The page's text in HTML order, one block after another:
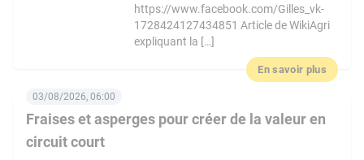
https://www.facebook.com/Gilles_vk-
1728424127434851 Article de WikiAgri
expliquant la […]
En savoir plus
Fraises et asperges pour créer de la valeur en
circuit court
03/08/2026, 06:00